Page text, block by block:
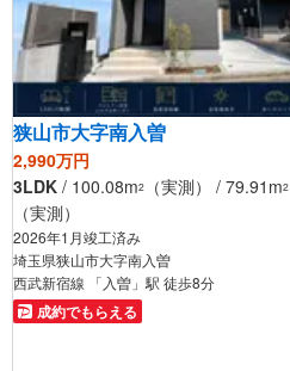
狭山市大字南入曽
2,990万円
3LDK / 100.08m2 （実測） / 79.91m2
（実測）
2026年1月竣工済み
埼玉県狭山市大字南入曽
西武新宿線 「入曽」駅 徒歩8分
成約でもらえる